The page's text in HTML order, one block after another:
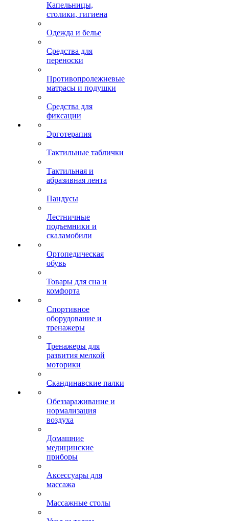
Капельницы,
столики, гигиена
Одежда и белье
Средства для
переноски
Противопролежневые
матрасы и подушки
Средства для
фиксации
Эрготерапия
Тактильные таблички
Тактильная и
абразивная лента
Пандусы
Лестничные
подъемники и
скаламобили
Ортопедическая
обувь
Товары для сна и
комфорта
Спортивное
оборудование и
тренажеры
Тренажеры для
развития мелкой
моторики
Скандинавские палки
Обеззараживание и
нормализация
воздуха
Домашние
медицинские
приборы
Аксессуары для
массажа
Массажные столы